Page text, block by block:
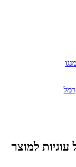
עוגיות למוצר